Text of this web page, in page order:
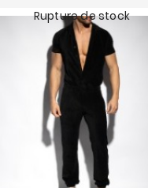
Rupture de stock